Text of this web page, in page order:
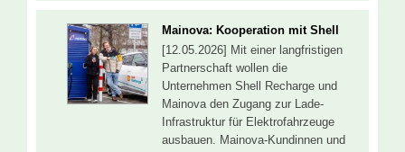
Mainova: Kooperation mit Shell
[12.05.2026] Mit einer langfristigen
Partnerschaft wollen die
Unternehmen Shell Recharge und
Mainova den Zugang zur Lade-
Infrastruktur für Elektrofahrzeuge
ausbauen. Mainova-Kundinnen und